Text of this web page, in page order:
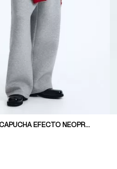
CAMPERA CON CAPUCHA EFECTO NEOPRENO LOOSE FIT